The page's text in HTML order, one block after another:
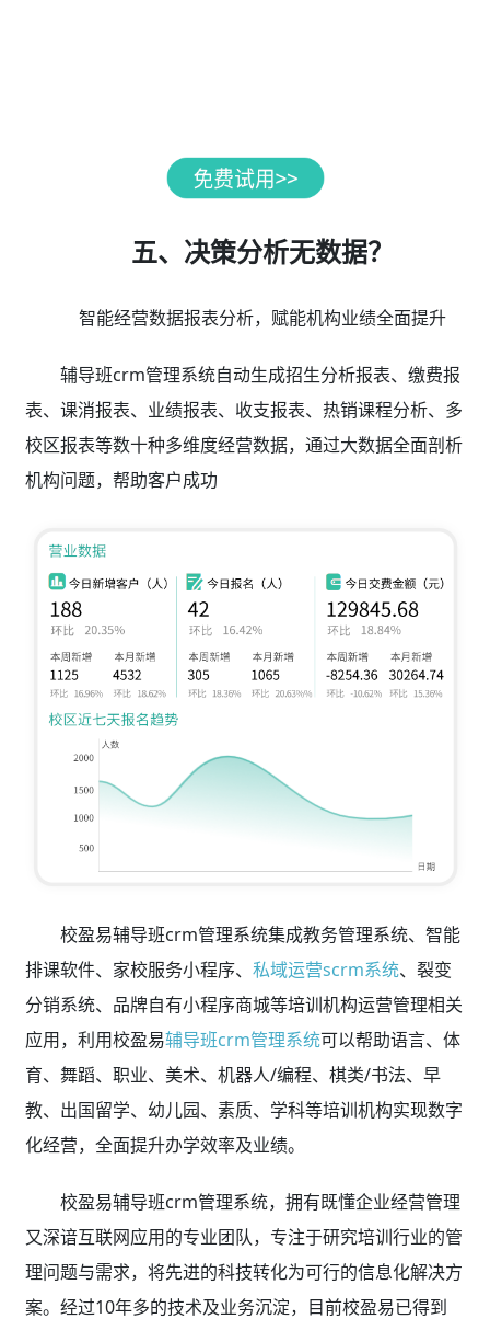
五、决策分析无数据？
智能经营数据报表分析，赋能机构业绩全面提升
辅导班crm管理系统自动生成招生分析报表、缴费报
表、课消报表、业绩报表、收支报表、热销课程分析、多
校区报表等数十种多维度经营数据，通过大数据全面剖析
机构问题，帮助客户成功
校盈易辅导班crm管理系统集成教务管理系统、智能
排课软件、家校服务小程序、 私域运营scrm系统、裂变
分销系统、品牌自有小程序商城等培训机构运营管理相关
应用，利用校盈易辅导班crm管理系统可以帮助语言、体
育、舞蹈、职业、美术、机器人/编程、棋类/书法、早
教、出国留学、幼儿园、素质、学科等培训机构实现数字
化经营，全面提升办学效率及业绩。
校盈易辅导班crm管理系统，拥有既懂企业经营管理
又深谙互联网应用的专业团队，专注于研究培训行业的管
理问题与需求，将先进的科技转化为可行的信息化解决方
案。经过10年多的技术及业务沉淀，目前校盈易已得到